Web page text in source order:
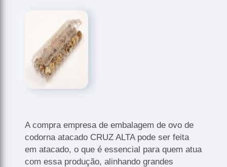
A compra empresa de embalagem de ovo de
codorna atacado CRUZ ALTA pode ser feita
em atacado, o que é essencial para quem atua
com essa produção, alinhando grandes